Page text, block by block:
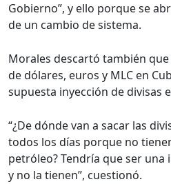
Gobierno”, y ello porque se
de un cambio de sistema.
Morales descartó también
de dólares, euros y MLC en
supuesta inyección de divisas
“¿De dónde van a sacar las
todos los días porque no
petróleo? Tendría que ser
y no la tienen”, cuestionó.